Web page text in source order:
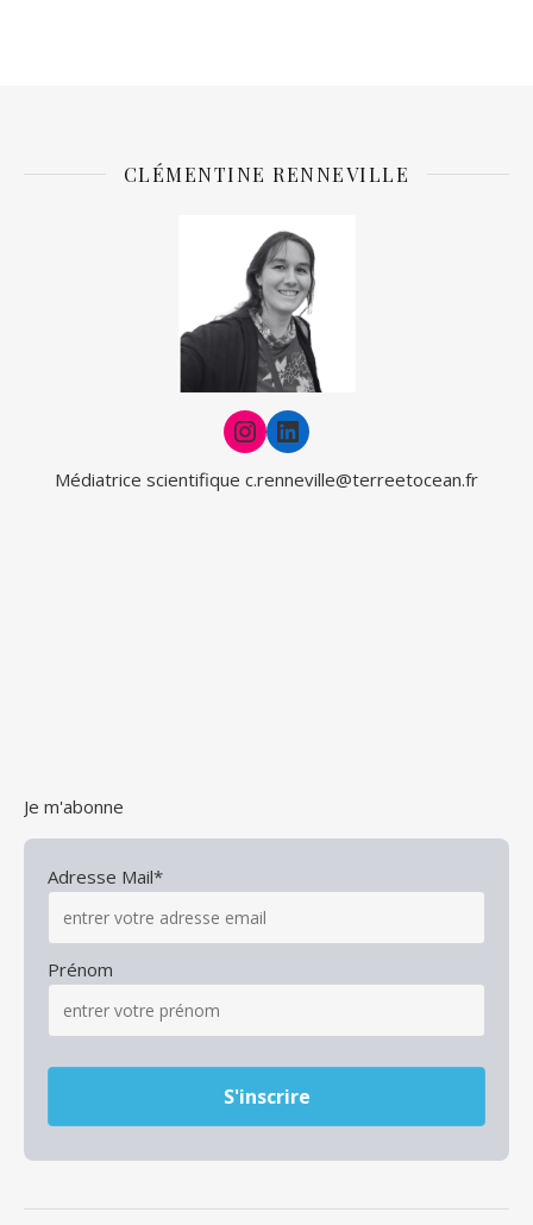
CLÉMENTINE RENNEVILLE
Instagram
LinkedIn
Médiatrice scientifique c.renneville@terreetocean.fr
Je m'abonne
Adresse Mail*
Prénom